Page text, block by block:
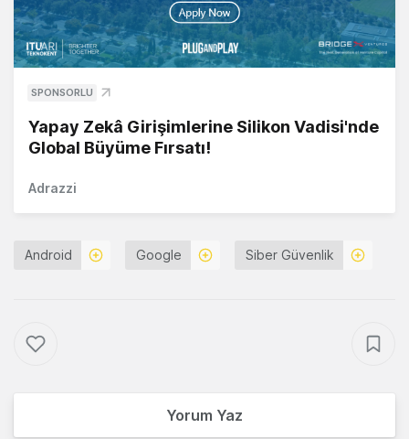
SPONSORLU
Yapay Zekâ Girişimlerine Silikon Vadisi'nde
Global Büyüme Fırsatı!
Adrazzi
Android Google Siber Güvenlik
Yorum Yaz